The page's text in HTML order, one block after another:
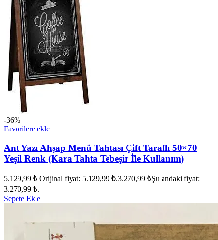
-36%
Favorilere ekle
Ant Yazı Ahşap Menü Tahtası Çift Taraflı 50×70
Yeşil Renk (Kara Tahta Tebeşir İ̇le Kullanım)
5.129,99₺ Orijinal fiyat: 5.129,99 ₺.3.270,99 ₺Şu andaki fiyat:
3.270,99 ₺.
Sepete Ekle